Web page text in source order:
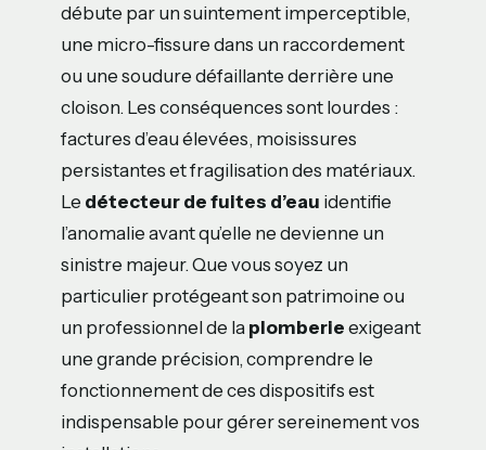
débute par un suintement imperceptible,
une micro-fissure dans un raccordement
ou une soudure défaillante derrière une
cloison. Les conséquences sont lourdes :
factures d’eau élevées, moisissures
persistantes et fragilisation des matériaux.
Le détecteur de fuites d’eau identifie
l’anomalie avant qu’elle ne devienne un
sinistre majeur. Que vous soyez un
particulier protégeant son patrimoine ou
un professionnel de la plomberie exigeant
une grande précision, comprendre le
fonctionnement de ces dispositifs est
indispensable pour gérer sereinement vos